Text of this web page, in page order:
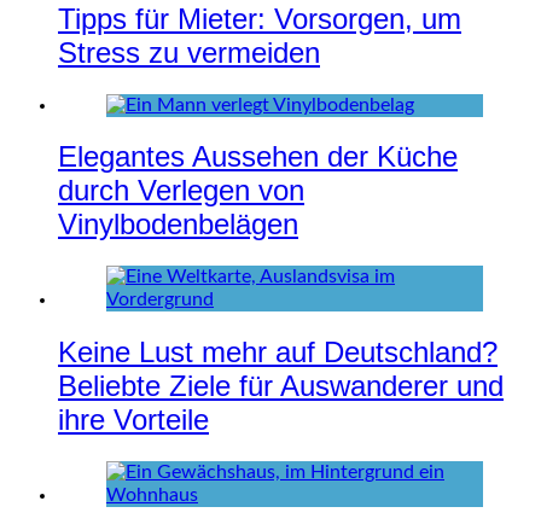
Tipps für Mieter: Vorsorgen, um
Stress zu vermeiden
Elegantes Aussehen der Küche
durch Verlegen von
Vinylbodenbelägen
Keine Lust mehr auf Deutschland?
Beliebte Ziele für Auswanderer und
ihre Vorteile